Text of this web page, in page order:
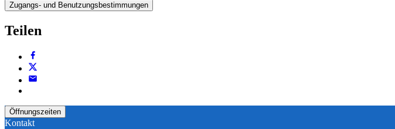
Zugangs- und Benutzungsbestimmungen
Teilen
Öffnungszeiten
Kontakt